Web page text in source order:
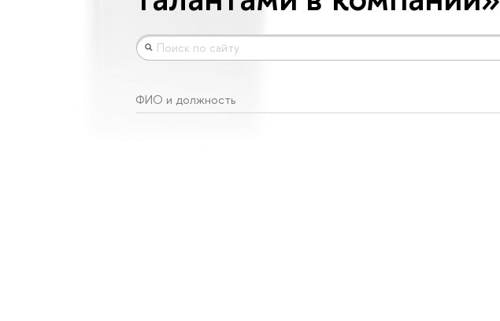
ФИО и должность